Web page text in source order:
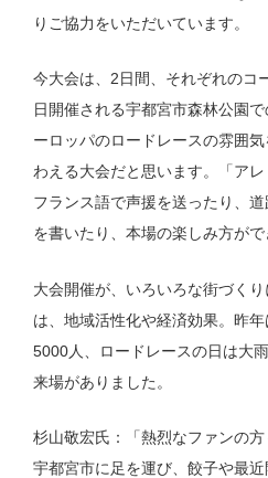
りご協力をいただいています。
今大会は、2日間、それぞれのコ
日開催される宇都宮市森林公園
ーロッパのロードレースの雰囲
わえる大会だと思います。「ア
フランス語で声援を送ったり、
を書いたり、本場の楽しみ方がで
大会開催が、いろいろな街づく
は、地域活性化や経済効果。昨
5000人、ロードレースの日は大
来場がありました。
杉山敬宏氏：「熱烈なファンの
宇都宮市に足を運び、餃子や最